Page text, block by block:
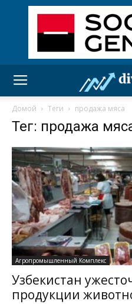
Домой Теги продажа мяса
Тег: продажа
Агропромышленный Комплекс
Узбекистан
продукции